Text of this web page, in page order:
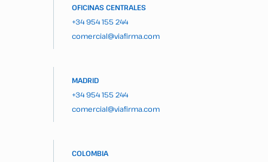
OFICINAS CENTRALES
+34 954 155 244
comercial@viafirma.com
MADRID
+34 954 155 244
comercial@viafirma.com
COLOMBIA